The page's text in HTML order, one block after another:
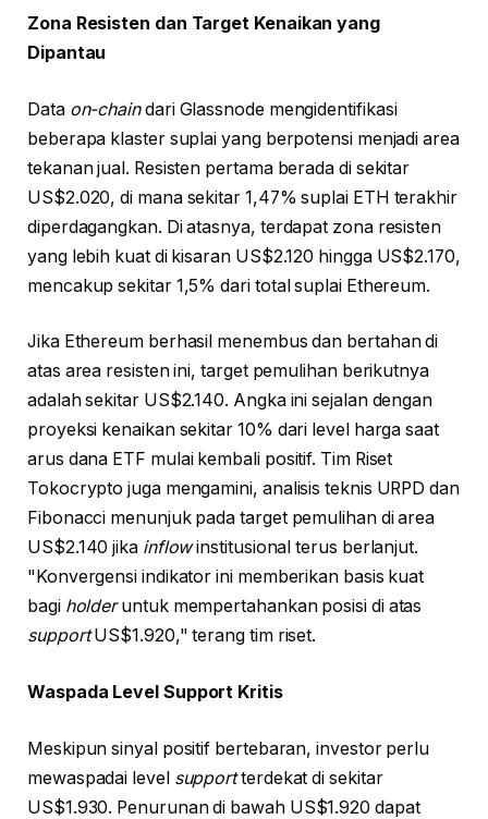
Zona Resisten dan Target Kenaikan yang
Dipantau
Data on-chaindari Glassnode mengidentifikasi
beberapa klaster suplai yang berpotensi menjadi area
tekanan jual. Resisten pertama berada di sekitar
US$2.020, di mana sekitar 1,47% suplai ETH terakhir
diperdagangkan. Di atasnya, terdapat zona resisten
yang lebih kuat di kisaran US$2.120 hingga US$2.170,
mencakup sekitar 1,5% dari total suplai Ethereum.
Jika Ethereum berhasil menembus dan bertahan di
atas area resisten ini, target pemulihan berikutnya
adalah sekitar US$2.140. Angka ini sejalan dengan
proyeksi kenaikan sekitar 10% dari level harga saat
arus dana ETF mulai kembali positif. Tim Riset
Tokocrypto juga mengamini, analisis teknis URPD dan
Fibonacci menunjuk pada target pemulihan di area
US$2.140 jika inflowinstitusional terus berlanjut.
"Konvergensi indikator ini memberikan basis kuat
bagi holderuntuk mempertahankan posisi di atas
supportUS$1.920," terang tim riset.
Waspada Level Support Kritis
Meskipun sinyal positif bertebaran, investor perlu
mewaspadai level supportterdekat di sekitar
US$1.930. Penurunan di bawah US$1.920 dapat